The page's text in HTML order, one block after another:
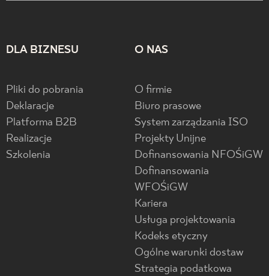
DLA BIZNESU
Pliki do pobrania
Deklaracje
Platforma B2B
Realizacje
Szkolenia
O NAS
O firmie
Biuro prasowe
System zarządzania ISO
Projekty Unijne
Dofinansowania NFOŚiGW
Dofinansowania
WFOŚiGW
Kariera
Usługa projektowania
Kodeks etyczny
Ogólne warunki dostaw
Strategia podatkowa